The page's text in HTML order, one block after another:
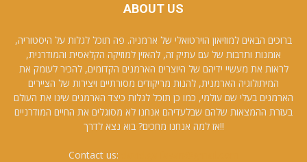
ABOUT US
ברוכים הבאים למוזיאון הוירטואלי של ארמניה. פה תוכל לגלות על היסטוריה,
אומנות ותרבות של עם עתיק זה, להאזין למוזיקה הקלאסית והמודרנית,
לראות את מעשיי ידיהם של היוצרים הארמנים הקדומים, להכיר לעומק את
המיתולוגיה הארמנית, להנות מריקודים מסורתיים ויצירות של הציירים
הארמנים בעלי שם עולמי, כמו כן תוכל לגלות כיצד הארמנים שינו את העולם
בעזרת ההמצאות שלהם שבלעדיהם אנחנו לא מסוגלים את החיים המודרניים
!!אז למה אנחנו מחכים? בוא נצא לדרך
Contact us: